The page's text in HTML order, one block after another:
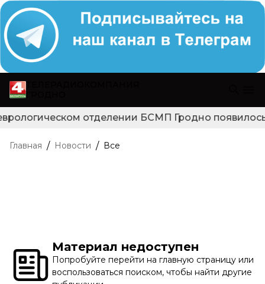
отделении БСМП Гродно
Главная / Новости / Все
Материал недоступен
Попробуйте перейти на главную страницу или
воспользоваться поиском, чтобы найти другие